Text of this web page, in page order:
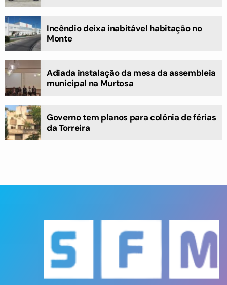
Incêndio deixa inabitável habitação no
Monte
Adiada instalação da mesa da assembleia
municipal na Murtosa
Governo tem planos para colónia de férias
da Torreira